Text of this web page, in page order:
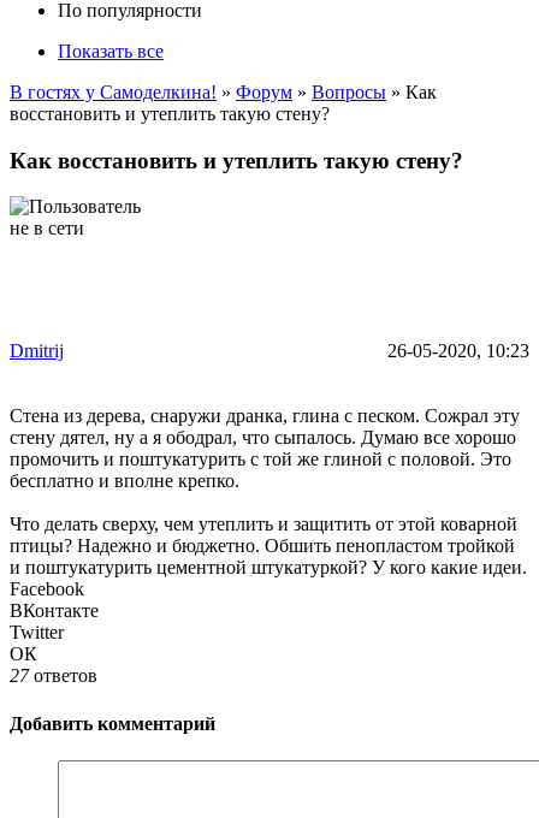
По популярности
Показать все
В гостях у Самоделкина! » Форум » Вопросы » Как
восстановить и утеплить такую стену?
Как восстановить и утеплить такую стену?
Dmitrij 26-05-2020, 10:23
Стена из дерева, снаружи дранка, глина с песком. Сожрал эту
стену дятел, ну а я ободрал, что сыпалось. Думаю все хорошо
промочить и поштукатурить с той же глиной с половой. Это
бесплатно и вполне крепко.
Что делать сверху, чем утеплить и защитить от этой коварной
птицы? Надежно и бюджетно. Обшить пенопластом тройкой
и поштукатурить цементной штукатуркой? У кого какие идеи.
Facebook
ВКонтакте
Twitter
ОК
27ответов
Добавить комментарий